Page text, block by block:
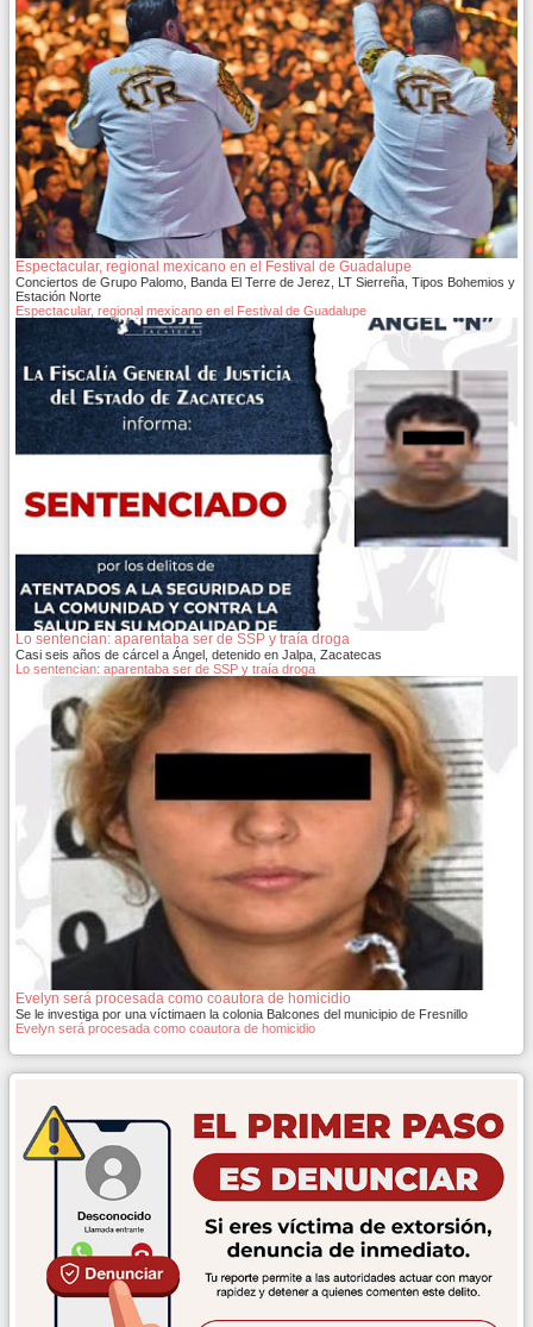
Espectacular, regional mexicano en el Festival de Guadalupe
Conciertos de Grupo Palomo, Banda El Terre de Jerez, LT Sierreña, Tipos Bohemios y
Estación Norte
Espectacular, regional mexicano en el Festival de Guadalupe
Lo sentencian: aparentaba ser de SSP y traía droga
Casi seis años de cárcel a Ángel, detenido en Jalpa, Zacatecas
Lo sentencian: aparentaba ser de SSP y traía droga
Evelyn será procesada como coautora de homicidio
Se le investiga por una víctimaen la colonia Balcones del municipio de Fresnillo
Evelyn será procesada como coautora de homicidio